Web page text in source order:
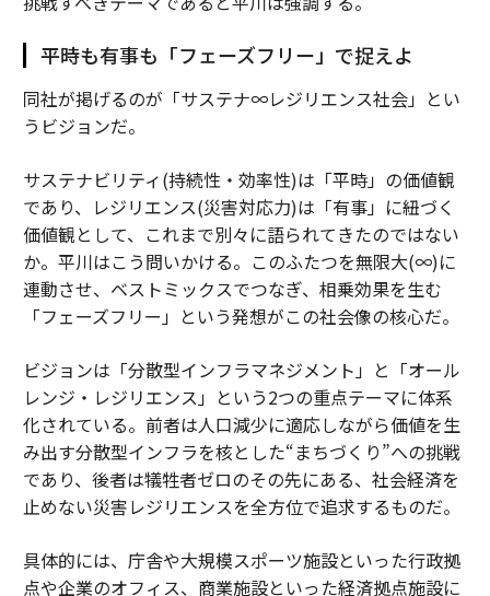
平時も有事も「フェーズフリー」で捉えよ
同社が掲げるのが「サステナ∞レジリエンス社会」とい
うビジョンだ。
サステナビリティ(持続性・効率性)は「平時」の価値観
であり、レジリエンス(災害対応力)は「有事」に紐づく
価値観として、これまで別々に語られてきたのではない
か。平川はこう問いかける。このふたつを無限大(∞)に
連動させ、ベストミックスでつなぎ、相乗効果を生む
「フェーズフリー」という発想がこの社会像の核心だ。
ビジョンは「分散型インフラマネジメント」と「オール
レンジ・レジリエンス」という2つの重点テーマに体系
化されている。前者は人口減少に適応しながら価値を生
み出す分散型インフラを核とした“まちづくり”への挑戦
であり、後者は犠牲者ゼロのその先にある、社会経済を
止めない災害レジリエンスを全方位で追求するものだ。
具体的には、庁舎や大規模スポーツ施設といった行政拠
点や企業のオフィス、商業施設といった経済拠点施設に